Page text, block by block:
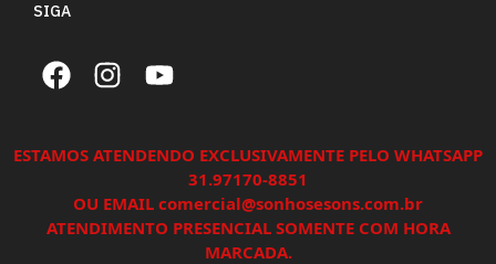
SIGA
ESTAMOS ATENDENDO EXCLUSIVAMENTE PELO WHATSAPP
31.97170-8851
OU EMAIL comercial@sonhosesons.com.br
ATENDIMENTO PRESENCIAL SOMENTE COM HORA
MARCADA.